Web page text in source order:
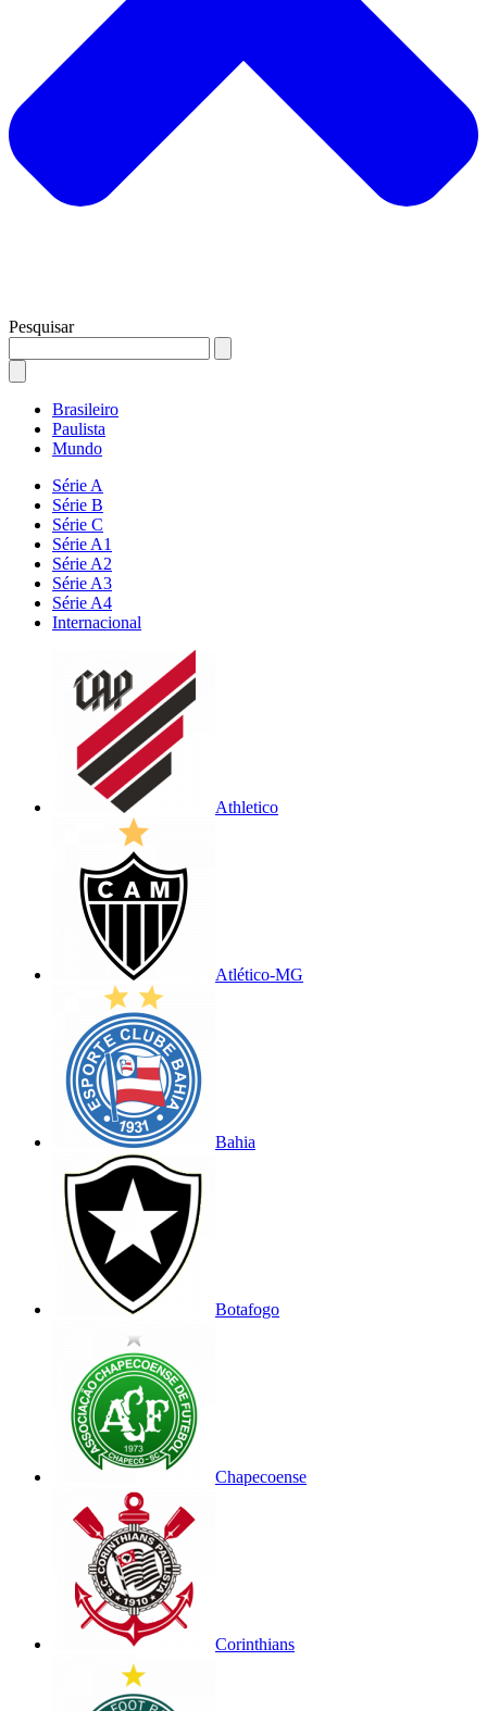
Pesquisar
Brasileiro
Paulista
Mundo
Série A
Série B
Série C
Série A1
Série A2
Série A3
Série A4
Internacional
Athletico
Atlético-MG
Bahia
Botafogo
Chapecoense
Corinthians